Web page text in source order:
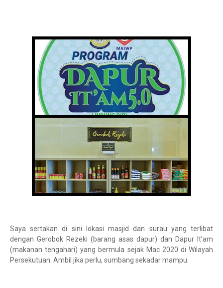
Saya sertakan di sini lokasi masjid dan surau yang terlibat
dengan Gerobok Rezeki (barang asas dapur) dan Dapur It’am
(makanan tengahari) yang bermula sejak Mac 2020 di Wilayah
Persekutuan. Ambil jika perlu, sumbang sekadar mampu.